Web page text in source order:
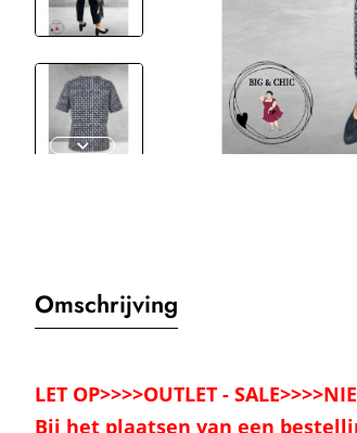
Omschrijving
LET OP>>>>OUTLET -
Bij het plaatsen van een